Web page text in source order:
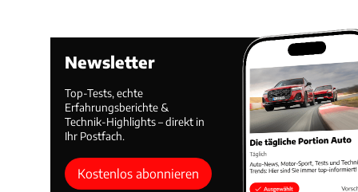
Newsletter
Top-Tests, echte
Erfahrungsberichte &
Technik-Highlights – direkt in
Ihr Postfach.
Kostenlos abonnieren